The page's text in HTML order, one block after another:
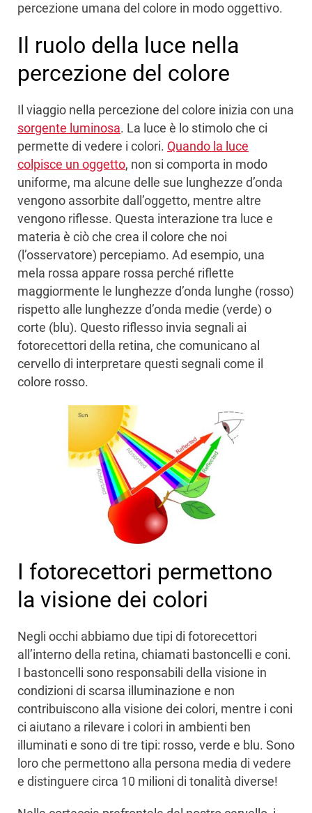
percezione umana del colore in modo oggettivo.
Il ruolo della luce nella
percezione del colore
Il viaggio nella percezione del colore inizia con una
sorgente luminosa. La luce è lo stimolo che ci
permette di vedere i colori. Quando la luce
colpisce un oggetto, non si comporta in modo
uniforme, ma alcune delle sue lunghezze d’onda
vengono assorbite dall’oggetto, mentre altre
vengono riflesse. Questa interazione tra luce e
materia è ciò che crea il colore che noi
(l’osservatore) percepiamo. Ad esempio, una
mela rossa appare rossa perché riflette
maggiormente le lunghezze d’onda lunghe (rosso)
rispetto alle lunghezze d’onda medie (verde) o
corte (blu). Questo riflesso invia segnali ai
fotorecettori della retina, che comunicano al
cervello di interpretare questi segnali come il
colore rosso.
I fotorecettori permettono
la visione dei colori
Negli occhi abbiamo due tipi di fotorecettori
all’interno della retina, chiamati bastoncelli e coni.
I bastoncelli sono responsabili della visione in
condizioni di scarsa illuminazione e non
contribuiscono alla visione dei colori, mentre i coni
ci aiutano a rilevare i colori in ambienti ben
illuminati e sono di tre tipi: rosso, verde e blu. Sono
loro che permettono alla persona media di vedere
e distinguere circa 10 milioni di tonalità diverse!